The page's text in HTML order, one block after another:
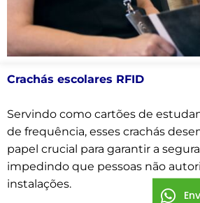
Crachás escolares RFID
Servindo como cartões de
de frequência, esses crachás
papel crucial para garantir a
impedindo que pessoas não
instalações.